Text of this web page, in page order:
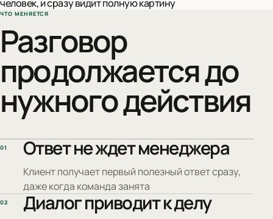
человек, и сразу видит полную картину
ЧТО МЕНЯЕТСЯ
Разговор
продолжается до
нужного действия
01 Ответ не ждет менеджера
Клиент получает первый полезный ответ сразу,
даже когда команда занята
02 Диалог приводит к делу